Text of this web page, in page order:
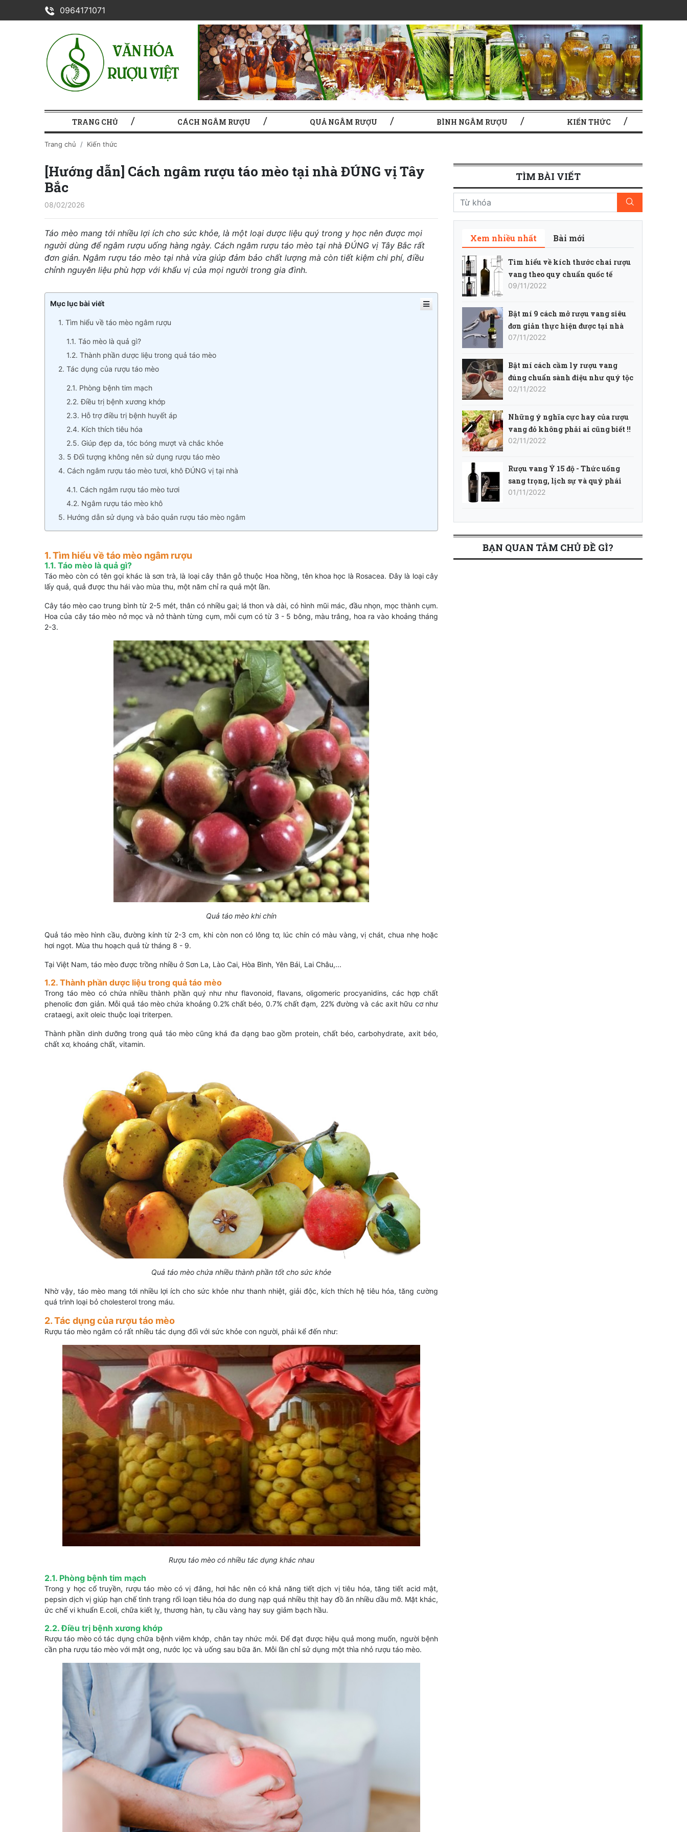
0964171071
TRANG CHỦ CÁCH NGÂM RƯỢU QUẢ NGÂM RƯỢU BÌNH NGÂM RƯỢU KIẾN THỨC
Trang chủ Kiến thức
[Hướng dẫn] Cách ngâm rượu táo mèo tại nhà ĐÚNG vị Tây
Bắc
08/02/2026
Táo mèo mang tới nhiều lợi ích cho sức khỏe, là một loại dược liệu quý trong y học nên được mọi
người dùng để ngâm rượu uống hàng ngày. Cách ngâm rượu táo mèo tại nhà ĐÚNG vị Tây Bắc rất
đơn giản. Ngâm rượu táo mèo tại nhà vừa giúp đảm bảo chất lượng mà còn tiết kiệm chi phí, điều
chỉnh nguyên liệu phù hợp với khẩu vị của mọi người trong gia đình.
Mục lục bài viết
1. Tìm hiểu về táo mèo ngâm rượu
1.1. Táo mèo là quả gì?
1.2. Thành phần dược liệu trong quả táo mèo
2. Tác dụng của rượu táo mèo
2.1. Phòng bệnh tim mạch
2.2. Điều trị bệnh xương khớp
2.3. Hỗ trợ điều trị bệnh huyết áp
2.4. Kích thích tiêu hóa
2.5. Giúp đẹp da, tóc bóng mượt và chắc khỏe
3. 5 Đối tượng không nên sử dụng rượu táo mèo
4. Cách ngâm rượu táo mèo tươi, khô ĐÚNG vị tại nhà
4.1. Cách ngâm rượu táo mèo tươi
4.2. Ngâm rượu táo mèo khô
5. Hướng dẫn sử dụng và bảo quản rượu táo mèo ngâm
1. Tìm hiểu về táo mèo ngâm rượu
1.1. Táo mèo là quả gì?
Táo mèo còn có tên gọi khác là sơn trà, là loại cây thân gỗ thuộc Hoa hồng, tên khoa học là Rosacea. Đây là loại cây
lấy quả, quả được thu hái vào mùa thu, một năm chỉ ra quả một lần.
Cây táo mèo cao trung bình từ 2-5 mét, thân có nhiều gai; lá thon và dài, có hình mũi mác, đầu nhọn, mọc thành cụm.
Hoa của cây táo mèo nở mọc và nở thành từng cụm, mỗi cụm có từ 3 - 5 bông, màu trắng, hoa ra vào khoảng tháng
2-3.
Quả táo mèo khi chín
Quả táo mèo hình cầu, đường kính từ 2-3 cm, khi còn non có lông tơ, lúc chín có màu vàng, vị chát, chua nhẹ hoặc
hơi ngọt. Mùa thu hoạch quả từ tháng 8 - 9.
Tại Việt Nam, táo mèo được trồng nhiều ở Sơn La, Lào Cai, Hòa Bình, Yên Bái, Lai Châu,...
1.2. Thành phần dược liệu trong quả táo mèo
Trong táo mèo có chứa nhiều thành phần quý như như flavonoid, flavans, oligomeric procyanidins, các hợp chất
phenolic đơn giản. Mỗi quả táo mèo chứa khoảng 0.2% chất béo, 0.7% chất đạm, 22% đường và các axit hữu cơ như
crataegi, axit oleic thuộc loại triterpen.
Thành phần dinh dưỡng trong quả táo mèo cũng khá đa dạng bao gồm protein, chất béo, carbohydrate, axit béo,
chất xơ, khoáng chất, vitamin.
Quả táo mèo chứa nhiều thành phần tốt cho sức khỏe
Nhờ vậy, táo mèo mang tới nhiều lợi ích cho sức khỏe như thanh nhiệt, giải độc, kích thích hệ tiêu hóa, tăng cường
quá trình loại bỏ cholesterol trong máu.
2. Tác dụng của rượu táo mèo
Rượu táo mèo ngâm có rất nhiều tác dụng đối với sức khỏe con người, phải kể đến như:
Rượu táo mèo có nhiều tác dụng khác nhau
2.1. Phòng bệnh tim mạch
Trong y học cổ truyền, rượu táo mèo có vị đắng, hơi hắc nên có khả năng tiết dịch vị tiêu hóa, tăng tiết acid mật,
pepsin dịch vị giúp hạn chế tình trạng rối loạn tiêu hóa do dung nạp quá nhiều thịt hay đồ ăn nhiều dầu mỡ. Mặt khác,
ức chế vi khuẩn E.coli, chữa kiết lỵ, thương hàn, tụ cầu vàng hay suy giảm bạch hầu.
2.2. Điều trị bệnh xương khớp
Rượu táo mèo có tác dụng chữa bệnh viêm khớp, chân tay nhức mỏi. Để đạt được hiệu quả mong muốn, người bệnh
cần pha rượu táo mèo với mật ong, nước lọc và uống sau bữa ăn. Mỗi lần chỉ sử dụng một thìa nhỏ rượu táo mèo.
TÌM BÀI VIẾT
Xem nhiều nhất Bài mới
Tìm hiểu về kích thước chai rượu
vang theo quy chuẩn quốc tế
09/11/2022
Bật mí 9 cách mở rượu vang siêu
đơn giản thực hiện được tại nhà
07/11/2022
Bật mí cách cầm ly rượu vang
đúng chuẩn sành điệu như quý tộc
02/11/2022
Những ý nghĩa cực hay của rượu
vang đỏ không phải ai cũng biết !!
02/11/2022
Rượu vang Ý 15 độ - Thức uống
sang trọng, lịch sự và quý phái
01/11/2022
BẠN QUAN TÂM CHỦ ĐỀ GÌ?